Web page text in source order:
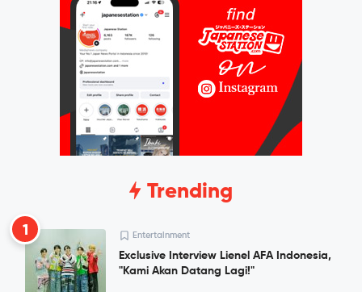
Trending
1 Entertainment
Exclusive Interview Lienel AFA Indonesia,
"Kami Akan Datang Lagi!"